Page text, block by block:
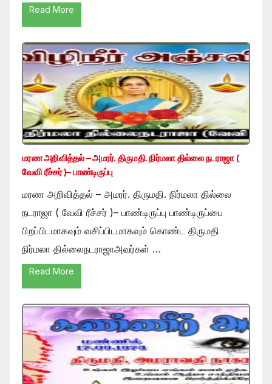
Read More
மரண அறிவித்தல் – அமரர். திருமதி. நிர்மலா தில்லை நடராஜா (
வேவி ரீச்சர் )– பாண்டிருப்பு
மரண அறிவித்தல் – அமரர். திருமதி. நிர்மலா தில்லை
நடராஜா ( வேவி ரீச்சர் )– பாண்டிருப்பு பாண்டிருப்பை
பிறப்பிடமாகவும் வசிப்பிடமாகவும் கொண்ட திருமதி
நிர்மலா தில்லைநடராஜாஅவர்கள் …
Read More